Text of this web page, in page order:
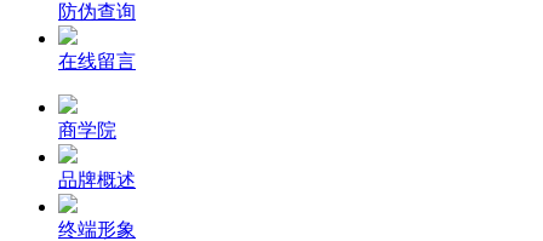
防伪查询
在线留言
商学院
品牌概述
终端形象